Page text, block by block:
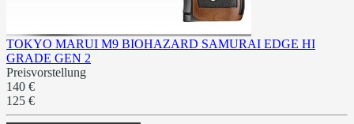
TOKYO MARUI M9 BIOHAZARD SAMURAI EDGE HI
GRADE GEN 2
Preisvorstellung
140 €
125 €